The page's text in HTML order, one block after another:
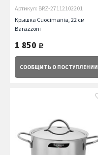
Артикул: BRZ-27112102201
Крышка Cuocimania, 22 см
Barazzoni
1 850 руб.
СООБЩИТЬ О ПОСТУПЛЕНИИ